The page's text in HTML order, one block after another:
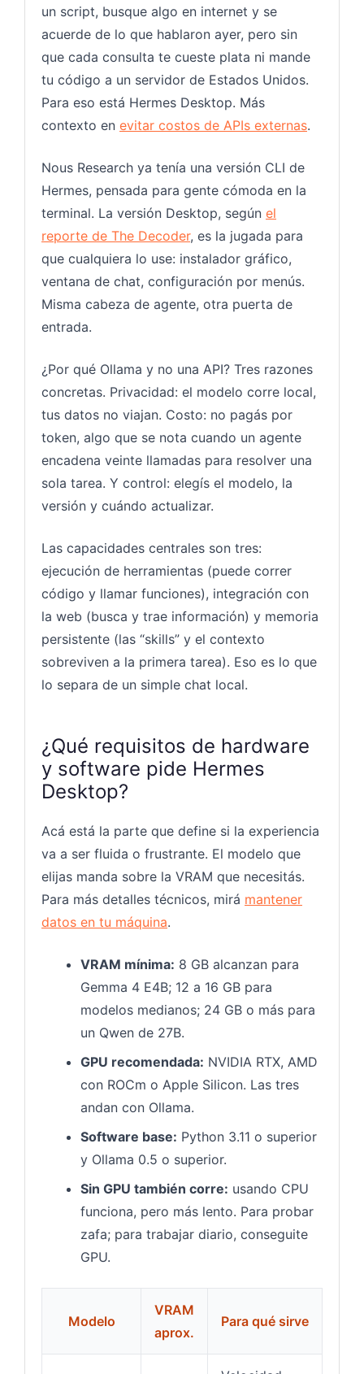
un script, busque algo en internet y se
acuerde de lo que hablaron ayer, pero sin
que cada consulta te cueste plata ni mande
tu código a un servidor de Estados Unidos.
Para eso está Hermes Desktop. Más
contexto en evitar costos de APIs externas.
Nous Research ya tenía una versión CLI de
Hermes, pensada para gente cómoda en la
terminal. La versión Desktop, según el
reporte de The Decoder, es la jugada para
que cualquiera lo use: instalador gráfico,
ventana de chat, configuración por menús.
Misma cabeza de agente, otra puerta de
entrada.
¿Por qué Ollama y no una API? Tres razones
concretas. Privacidad: el modelo corre local,
tus datos no viajan. Costo: no pagás por
token, algo que se nota cuando un agente
encadena veinte llamadas para resolver una
sola tarea. Y control: elegís el modelo, la
versión y cuándo actualizar.
Las capacidades centrales son tres:
ejecución de herramientas (puede correr
código y llamar funciones), integración con
la web (busca y trae información) y memoria
persistente (las “skills” y el contexto
sobreviven a la primera tarea). Eso es lo que
lo separa de un simple chat local.
¿Qué requisitos de hardware
y software pide Hermes
Desktop?
Acá está la parte que define si la experiencia
va a ser fluida o frustrante. El modelo que
elijas manda sobre la VRAM que necesitás.
Para más detalles técnicos, mirá mantener
datos en tu máquina.
VRAM mínima: 8 GB alcanzan para
Gemma 4 E4B; 12 a 16 GB para
modelos medianos; 24 GB o más para
un Qwen de 27B.
GPU recomendada: NVIDIA RTX, AMD
con ROCm o Apple Silicon. Las tres
andan con Ollama.
Software base: Python 3.11 o superior
y Ollama 0.5 o superior.
Sin GPU también corre: usando CPU
funciona, pero más lento. Para probar
zafa; para trabajar diario, conseguite
GPU.
Modelo
VRAM
aprox.
Para qué sirve